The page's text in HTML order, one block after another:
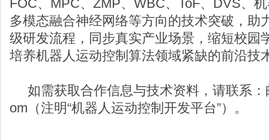
FOC、MPC、ZMP、WBC、ToF、DVS、
多模态融合神经网络等方向的技术突破，助
级研发流程，同步真实产业场景，缩短校园
培养机器人运动控制算法领域紧缺的前沿技
如需获取合作信息与技术资料，请联系：
om（注明“机器人运动控制开发平台”）。